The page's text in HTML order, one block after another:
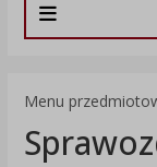
Menu